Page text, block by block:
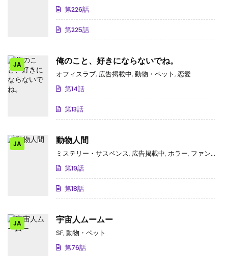
第226話
第225話
JA 俺のこと、好きにならないでね。
オフィスラブ, 広告掲載中, 動物・ペット, 恋愛
第14話
第13話
JA 動物人間
ミステリー・サスペンス, 広告掲載中, ホラー, ファンタジー
第19話
第18話
JA 宇宙人ムームー
SF, 動物・ペット
第76話